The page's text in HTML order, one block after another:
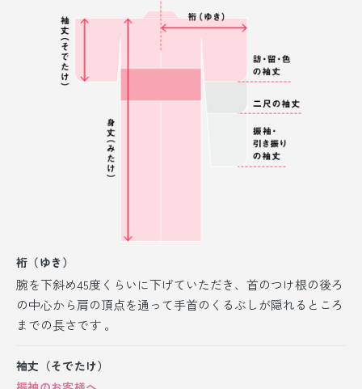
裄（ゆき）
腕を下斜め45度くらいに下げていただき、首のつけ根の後ろ
の中心から肩の頂点を通って手首のくるぶしが隠れるところ
までの長さです 。
袖丈（そでたけ）